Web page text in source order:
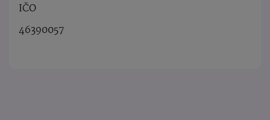
IČO
46390057